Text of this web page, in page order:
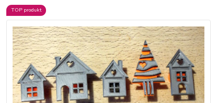
TOP produkt